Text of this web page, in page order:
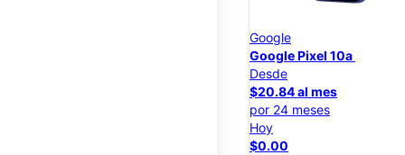
Google
Google Pixel 10a
Desde
$20.84 al mes
por 24 meses
Hoy
$0.00